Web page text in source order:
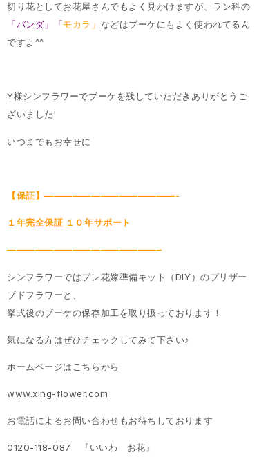
切り花としてお花屋さんでもよく見かけますが、ラン科の
「バンダ」「モカラ」 などはブーケにもよく使われてるん
ですよ^^
Y様シンフラワーでブーケを残していただきありがとうご
ざいました!
いつまでもお幸せに
【保証】——————————————-
１年完全保証 １０年サポート
————————————————–
シンフラワーではプレ花嫁準備キット（DIY）のプリザー
ブドフラワーと、
挙式後のブーケの保存加工を取り扱っております！
気になる方はぜひチェックしてみて下さい♪
ホームページはこちらから
www.xing-flower.com
お電話によるお問い合わせもお待ちしております
0120-118-087 『いいわ お花』